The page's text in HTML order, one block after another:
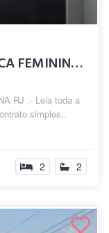
LEIA COM ATENÇÃO.REPUBLICA FEMININA zp(2...
RJ .- Leia toda a
simples..
2 2